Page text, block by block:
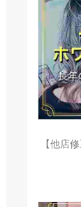
【他店